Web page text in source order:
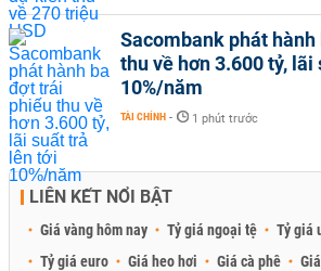
Sacombank phát
thu về hơn 3.600 tỷ,
10%/năm
TÀI CHÍNH - 1 phút trước
LIÊN KẾT NỔI BẬT
Giá vàng hôm nay Tỷ giá ngoại tệ Tỷ giá
Tỷ giá euro
Giá heo hơi Giá cà phê